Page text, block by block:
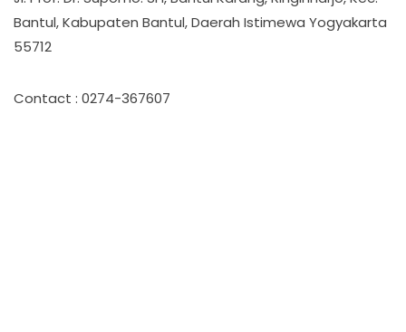
Bantul, Kabupaten Bantul, Daerah Istimewa Yogyakarta
55712
Contact : 0274-367607